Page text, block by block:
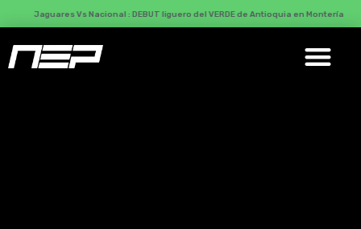
Jaguares Vs Nacional : DEBUT liguero del VERDE de Antioquia en Montería